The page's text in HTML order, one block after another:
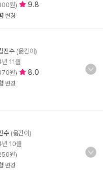
원) 9.8
변경
진수 (옮긴이)
11월
원) 8.0
변경
수 (옮긴이)
10월
원)
변경